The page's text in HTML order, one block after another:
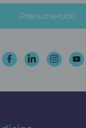
Prenumeruoti